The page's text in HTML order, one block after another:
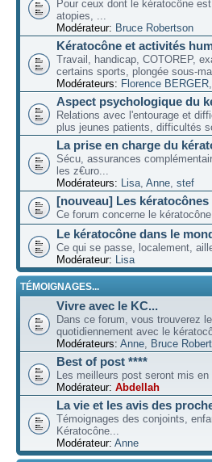
Pour ceux dont le kératocône
atopies, ...
Modérateur: Bruce Robertson
Kératocône et activités
Travail, handicap, COTOREP,
certains sports, plongée sous-
Modérateurs: Florence BERGER,
Aspect psychologique du
Relations avec l'entourage et
plus jeunes patients, difficultés
La prise en charge du
Sécu, assurances
les z€uro...
Modérateurs: Lisa, Anne, stef
[nouveau] Les
Ce forum concerne le
Le kératocône dans le
Ce qui se passe, localement,
Modérateur: Lisa
TÉMOIGNAGES...
Vivre avec le KC...
Dans ce forum, vous trouverez
quotidiennement avec le
Modérateurs: Anne, Bruce
Best of post ****
Les meilleurs post seront mis en
Modérateur: Abdellah
La vie et les avis des
Témoignages des conjoints,
Kératocône...
Modérateur: Anne